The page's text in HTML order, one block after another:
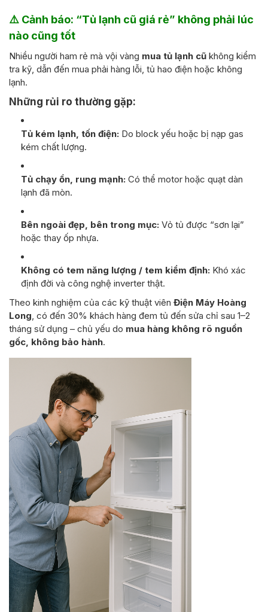
⚠️ Cảnh báo: “Tủ lạnh cũ giá rẻ” không phải lúc
nào cũng tốt
Nhiều người ham rẻ mà vội vàng mua tủ lạnh cũ không kiểm
tra kỹ, dẫn đến mua phải hàng lỗi, tủ hao điện hoặc không
lạnh.
Những rủi ro thường gặp:
Tủ kém lạnh, tốn điện: Do block yếu hoặc bị nạp gas
kém chất lượng.
Tủ chạy ồn, rung mạnh: Có thể motor hoặc quạt dàn
lạnh đã mòn.
Bên ngoài đẹp, bên trong mục: Vỏ tủ được “sơn lại”
hoặc thay ốp nhựa.
Không có tem năng lượng / tem kiểm định: Khó xác
định đời và công nghệ inverter thật.
Theo kinh nghiệm của các kỹ thuật viên Điện Máy Hoàng
Long, có đến 30% khách hàng đem tủ đến sửa chỉ sau 1–2
tháng sử dụng – chủ yếu do mua hàng không rõ nguồn
gốc, không bảo hành.